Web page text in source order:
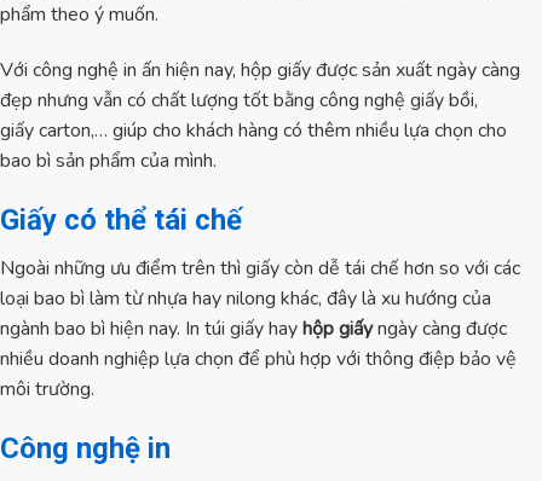
phẩm theo ý muốn.
Với công nghệ in ấn hiện nay, hộp giấy được sản xuất ngày càng
đẹp nhưng vẫn có chất lượng tốt bằng công nghệ giấy bồi,
giấy carton,… giúp cho khách hàng có thêm nhiều lựa chọn cho
bao bì sản phẩm của mình.
Giấy có thể tái chế
Ngoài những ưu điểm trên thì giấy còn dễ tái chế hơn so với các
loại bao bì làm từ nhựa hay nilong khác, đây là xu hướng của
ngành bao bì hiện nay. In túi giấy hayhộp giấyngày càng được
nhiều doanh nghiệp lựa chọn để phù hợp với thông điệp bảo vệ
môi trường.
Công nghệ in